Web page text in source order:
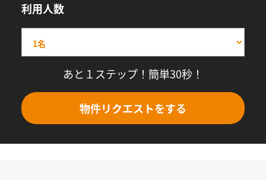
利用人数
あと１ステップ！簡単30秒！
物件リクエストをする